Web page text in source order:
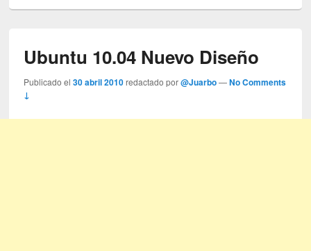
Ubuntu 10.04 Nuevo Diseño
Publicado el30 abril 2010 redactado por@Juarbo —No Comments
↓